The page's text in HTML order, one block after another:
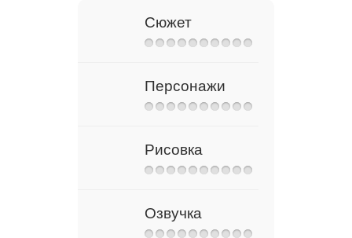
Сюжет
Персонажи
Рисовка
Озвучка